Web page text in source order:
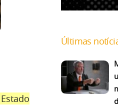
Últimas